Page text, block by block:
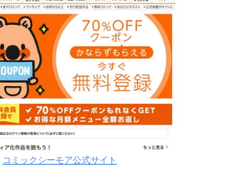
コミックシーモア公式サイト